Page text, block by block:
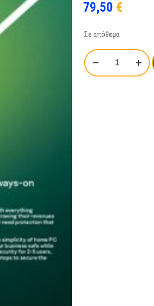
79,50 €
Σε απόθεμα
Kaspersky
Small